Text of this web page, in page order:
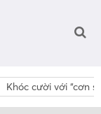
Khóc cười với “cơn